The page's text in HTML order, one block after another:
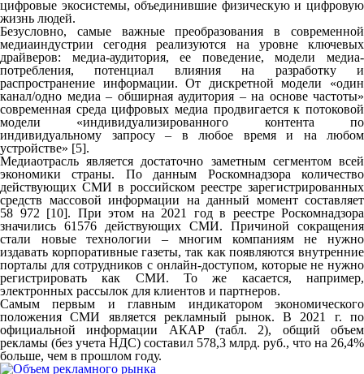
цифровые экосистемы, объединившие физическую и цифровую
жизнь людей.
Безусловно, самые важные преобразования в современной
медиаиндустрии сегодня реализуются на уровне ключевых
драйверов: медиа-аудитория, ее поведение, модели медиа-
потребления, потенциал влияния на разработку и
распространение информации. От дискретной модели «один
канал/одно медиа – обширная аудитория – на основе частоты»
современная среда цифровых медиа продвигается к потоковой
модели «индивидуализированного контента по
индивидуальному запросу – в любое время и на любом
устройстве» [5].
Медиаотрасль является достаточно заметным сегментом всей
экономики страны. По данным Роскомнадзора количество
действующих СМИ в российском реестре зарегистрированных
средств массовой информации на данный момент составляет
58 972 [10]. При этом на 2021 год в реестре Роскомнадзора
значились 61576 действующих СМИ. Причиной сокращения
стали новые технологии – многим компаниям не нужно
издавать корпоративные газеты, так как появляются внутренние
порталы для сотрудников с онлайн-доступом, которые не нужно
регистрировать как СМИ. То же касается, например,
электронных рассылок для клиентов и партнеров.
Самым первым и главным индикатором экономического
положения СМИ является рекламный рынок. В 2021 г. по
официальной информации АКАР (табл. 2), общий объем
рекламы (без учета НДС) составил 578,3 млрд. руб., что на 26,4%
больше, чем в прошлом году.